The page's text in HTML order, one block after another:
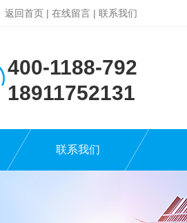
返回首页 | 在线留言 | 联系我们
400-1188-792
18911752131
联系我们